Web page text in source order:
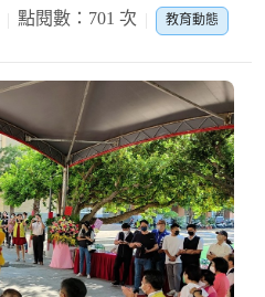
點閱數：701 次 教育動態